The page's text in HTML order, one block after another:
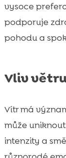
vysoce
podporuje
pohodu a
Vliv
Vítr má
může
intenzity a